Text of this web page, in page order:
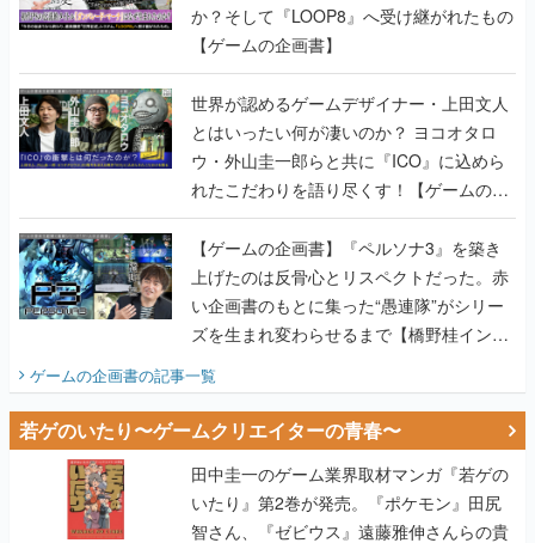
世界が認めるゲームデザイナー・上田文人
とはいったい何が凄いのか？ ヨコオタロ
ウ・外山圭一郎らと共に『ICO』に込めら
れたこだわりを語り尽くす！【ゲームの企
画書】
【ゲームの企画書】『ペルソナ3』を築き
上げたのは反骨心とリスペクトだった。赤
い企画書のもとに集った“愚連隊”がシリー
ズを生まれ変わらせるまで【橋野桂インタ
ビュー】
ゲームの企画書の記事一覧
若ゲのいたり〜ゲームクリエイターの青春〜
田中圭一のゲーム業界取材マンガ『若ゲの
いたり』第2巻が発売。『ポケモン』田尻
智さん、『ゼビウス』遠藤雅伸さんらの貴
重なエピソードを収録
【田中圭一連載：アイマス/ガンダム 戦場